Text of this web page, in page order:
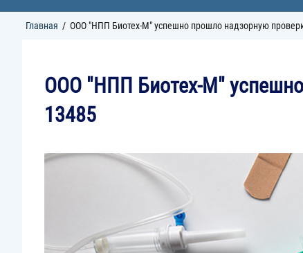
Строка
Главная ООО "НПП Биотех-М" успешно прошло надзорную
ООО "НПП Биотех-М"
13485
Image